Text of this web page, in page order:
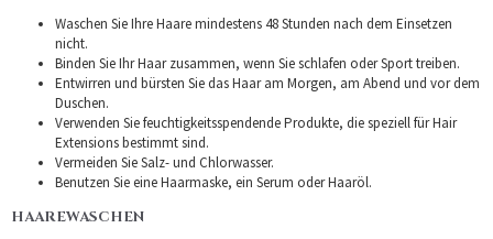
Waschen Sie Ihre Haare mindestens 48 Stunden nach dem Einsetzen
nicht.
Binden Sie Ihr Haar zusammen, wenn Sie schlafen oder Sport treiben.
Entwirren und bürsten Sie das Haar am Morgen, am Abend und vor dem
Duschen.
Verwenden Sie feuchtigkeitsspendende Produkte, die speziell für Hair
Extensions bestimmt sind.
Vermeiden Sie Salz- und Chlorwasser.
Benutzen Sie eine Haarmaske, ein Serum oder Haaröl.
HAAREWASCHEN